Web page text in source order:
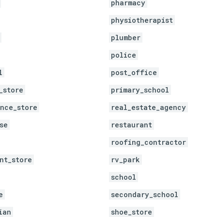
pharmacy
physiotherapist
plumber
police
post_office
primary_school
real_estate_agency
restaurant
roofing_contractor
rv_park
school
secondary_school
shoe_store